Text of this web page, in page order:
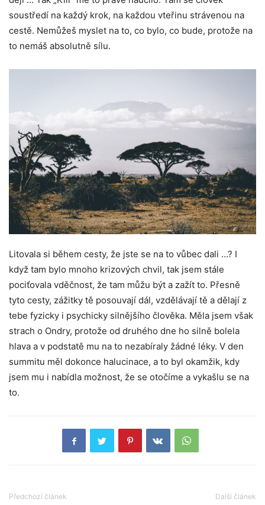
soustředí na každý krok, na každou vteřinu strávenou na
cestě. Nemůžeš myslet na to, co bylo, co bude, protože na
to nemáš absolutně sílu.
Litovala si během cesty, že jste se na to vůbec dali …? I
když tam bylo mnoho krizových chvil, tak jsem stále
pociťovala vděčnost, že tam můžu být a zažít to. Přesně
tyto cesty, zážitky tě posouvají dál, vzdělávají tě a dělají z
tebe fyzicky i psychicky silnějšího člověka. Měla jsem však
strach o Ondry, protože od druhého dne ho silně bolela
hlava a v podstatě mu na to nezabíraly žádné léky. V den
summitu měl dokonce halucinace, a to byl okamžik, kdy
jsem mu i nabídla možnost, že se otočíme a vykašlu se na
to.
Předchozí článek Další článek